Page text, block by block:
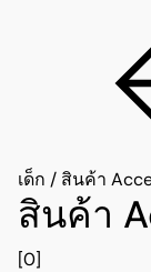
เด็ก / สินค้า
สินค้า
[0]